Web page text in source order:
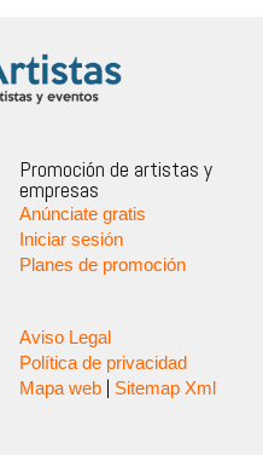
Promoción de artistas y
empresas
Anúnciate gratis
Iniciar sesión
Planes de promoción
Aviso Legal
Política de privacidad
Mapa web | Sitemap Xml